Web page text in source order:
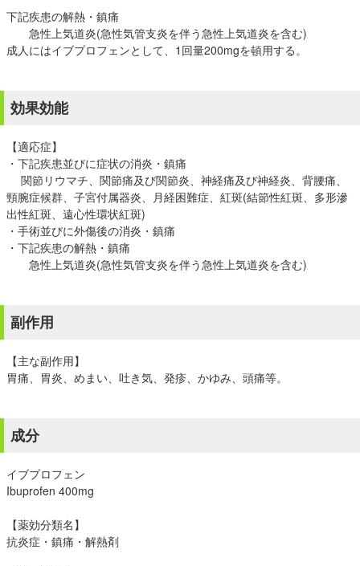
下記疾患の解熱・鎮痛
急性上気道炎(急性気管支炎を伴う急性上気道炎を含む)
成人にはイブプロフェンとして、1回量200mgを頓用する。
効果効能
【適応症】
・下記疾患並びに症状の消炎・鎮痛
関節リウマチ、関節痛及び関節炎、神経痛及び神経炎、背腰痛、
頸腕症候群、子宮付属器炎、月経困難症、紅斑(結節性紅斑、多形滲
出性紅斑、遠心性環状紅斑)
・手術並びに外傷後の消炎・鎮痛
・下記疾患の解熱・鎮痛
急性上気道炎(急性気管支炎を伴う急性上気道炎を含む)
副作用
【主な副作用】
胃痛、胃炎、めまい、吐き気、発疹、かゆみ、頭痛等。
成分
イブプロフェン
Ibuprofen 400mg
【薬効分類名】
抗炎症・鎮痛・解熱剤